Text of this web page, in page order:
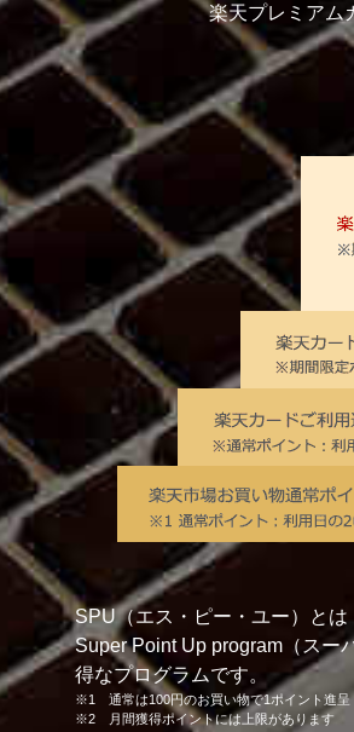
楽天プレミアム
SPU（エス・ピー・ユー）とは
Super Point Up program（スー
得なプログラムです。
※1 通常は100円のお買い物で1ポイント進呈
※2 月間獲得ポイントには上限があります